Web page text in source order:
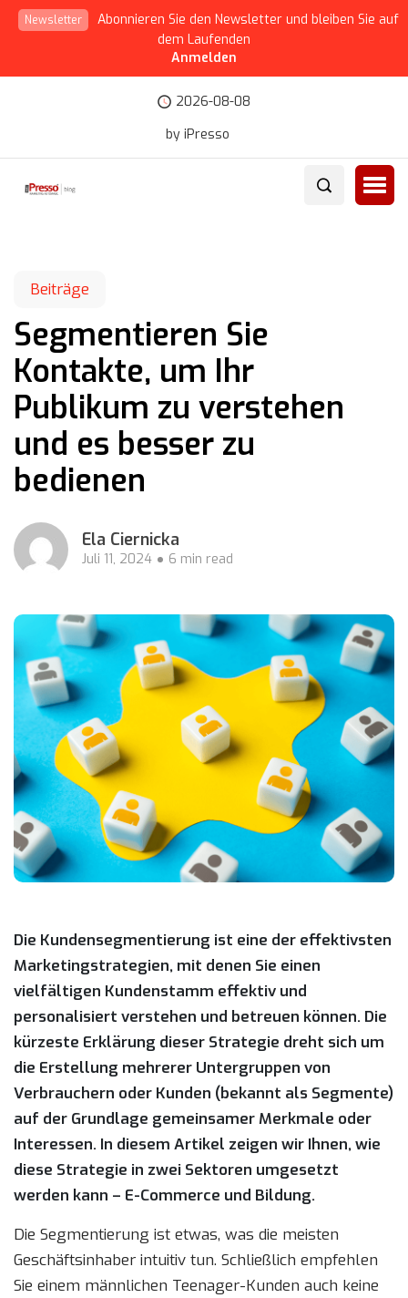
Newsletter
Abonnieren Sie den Newsletter und bleiben Sie auf
dem Laufenden
Anmelden
2026-08-08
by iPresso
Beiträge
Segmentieren Sie
Kontakte, um Ihr
Publikum zu verstehen
und es besser zu
bedienen
Ela Ciernicka
Juli 11, 2024 6 min read
Die Kundensegmentierung ist eine der effektivsten
Marketingstrategien, mit denen Sie einen
vielfältigen Kundenstamm effektiv und
personalisiert verstehen und betreuen können. Die
kürzeste Erklärung dieser Strategie dreht sich um
die Erstellung mehrerer Untergruppen von
Verbrauchern oder Kunden (bekannt als Segmente)
auf der Grundlage gemeinsamer Merkmale oder
Interessen. In diesem Artikel zeigen wir Ihnen, wie
diese Strategie in zwei Sektoren umgesetzt
werden kann – E-Commerce und Bildung.
Die Segmentierung ist etwas, was die meisten
Geschäftsinhaber intuitiv tun. Schließlich empfehlen
Sie einem männlichen Teenager-Kunden auch keine